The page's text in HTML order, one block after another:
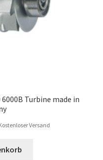
Turbine made in
Versand